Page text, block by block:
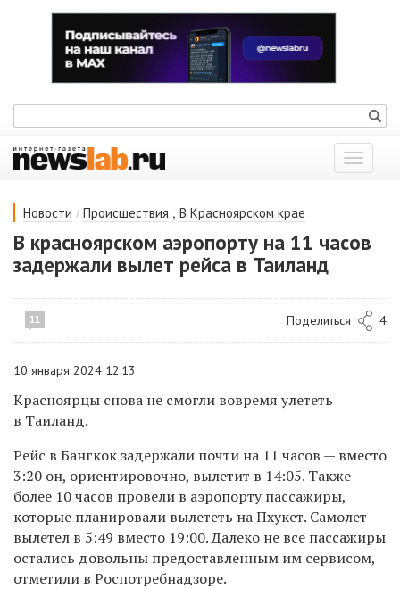
Показать
меню
Новости / Происшествия , В Красноярском крае
В красноярском аэропорту на 11 часов
задержали вылет рейса в Таиланд
11 Поделиться 4
10 января 2024 12:13
Красноярцы снова не смогли вовремя улететь
в Таиланд.
Рейс в Бангкок задержали почти на 11 часов — вместо
3:20 он, ориентировочно, вылетит в 14:05. Также
более 10 часов провели в аэропорту пассажиры,
которые планировали вылететь на Пхукет. Самолет
вылетел в 5:49 вместо 19:00. Далеко не все пассажиры
остались довольны предоставленным им сервисом,
отметили в Роспотребнадзоре.